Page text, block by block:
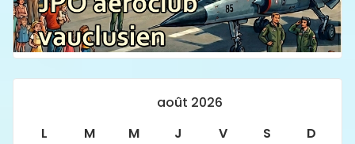
août 2026
L
M M J V S
D